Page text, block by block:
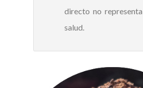
directo no
salud.